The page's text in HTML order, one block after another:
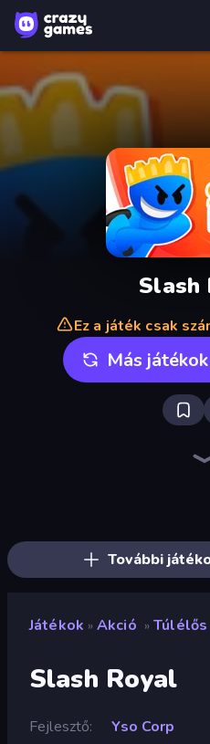
Slash
Ez a játék csak
Más
További
Játékok » Akció » Túlélős
Slash Royal
Fejlesztő
Yso Corp